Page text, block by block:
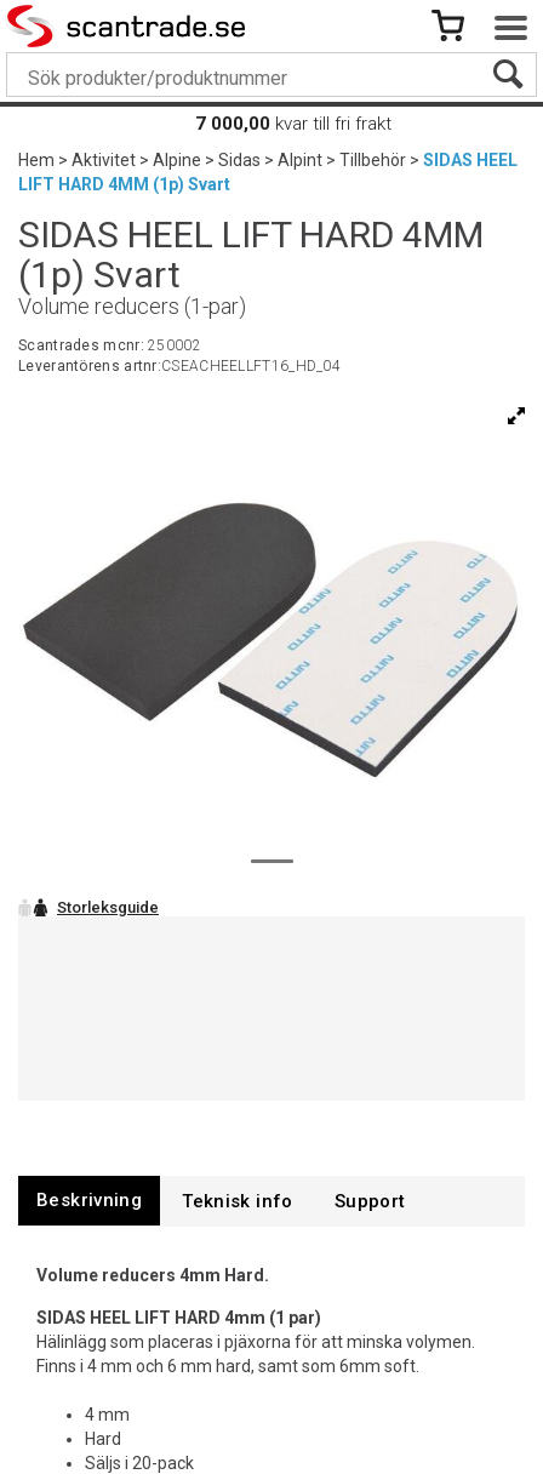
7 000,00 kvar till fri frakt
Hem>Aktivitet>Alpine>Sidas>Alpint>Tillbehör>SIDAS HEEL
LIFT HARD 4MM (1p) Svart
SIDAS HEEL LIFT HARD 4MM
(1p) Svart
Volume reducers (1-par)
Scantrades mcnr:250002
Leverantörens artnr:CSEACHEELLFT16_HD_04
Beskrivning Support
Volume reducers 4mm Hard.
SIDAS HEEL LIFT HARD 4mm (1 par)
Hälinlägg som placeras i pjäxorna för att minska volymen.
Finns i 4 mm och 6 mm hard, samt som 6mm soft.
4 mm
Hard
Säljs i 20-pack